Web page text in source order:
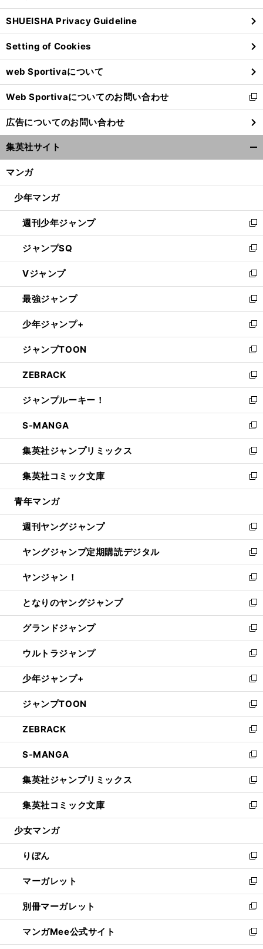
ウ
ィ
ン
ド
ウ
で
開
く
SHUEISHA Privacy Guideline
Setting of Cookies
web Sportivaについて
Web Sportivaについてのお問い合わせ
新
し
い
ウ
ィ
ン
ウ
開
く
広告についてのお問い合わせ
集英社サイト
マンガ
少年マンガ
週刊少年ジャンプ
新
し
い
ウ
ィ
ン
ド
ウ
で
開
く
ジャンプSQ
新
し
い
ウ
ィ
ン
ド
ウ
で
開
く
Vジャンプ
新
し
い
ウ
ィ
ン
ド
ウ
で
開
く
最強ジャンプ
新
し
い
ウ
ィ
ン
ド
ウ
で
開
く
少年ジャンプ+
新
し
い
ウ
ィ
ン
ド
ウ
で
開
く
ジャンプTOON
新
し
い
ウ
ィ
ン
ド
ウ
で
開
く
ZEBRACK
新
し
い
ウ
ィ
ン
ド
ウ
で
開
ジャンプルーキー！
新
し
い
ウ
ィ
ン
ド
ウ
開
く
S-MANGA
新
し
い
ウ
ィ
ン
ウ
で
開
く
集英社ジャンプリミックス
新
し
い
ウ
ン
ド
ウ
で
開
く
集英社コミック文庫
新
し
ウ
ィ
ン
ド
ウ
で
開
く
青年マンガ
週刊ヤングジャンプ
新
し
い
ウ
ィ
ン
ド
ウ
で
開
く
ヤングジャンプ定期購読デジタル
新
し
い
ウ
ィ
ン
ド
ウ
で
開
く
ヤンジャン！
新
し
い
ウ
ィ
ン
ド
ウ
で
開
く
となりのヤングジャンプ
新
し
い
ウ
ィ
ン
ド
ウ
で
開
く
グランドジャンプ
新
し
い
ウ
ィ
ン
ド
ウ
で
開
く
ウルトラジャンプ
新
し
い
ウ
ィ
ン
ド
ウ
で
開
く
少年ジャンプ+
新
し
い
ウ
ィ
ン
ド
ウ
で
開
く
ジャンプTOON
新
し
い
ウ
ィ
ン
ド
ウ
で
開
ZEBRACK
新
し
い
ウ
ィ
ン
ド
ウ
開
く
S-MANGA
新
し
い
ウ
ィ
ン
ウ
で
開
く
集英社ジャンプリミックス
新
し
い
ウ
ン
ド
ウ
で
開
く
集英社コミック文庫
新
し
ウ
ィ
ン
ド
ウ
で
開
く
少女マンガ
りぼん
新
し
い
ウ
ィ
ン
ド
ウ
マーガレット
新
し
い
ウ
ィ
ン
別冊マーガレット
新
し
い
ウ
マンガMee公式サイト
新
し